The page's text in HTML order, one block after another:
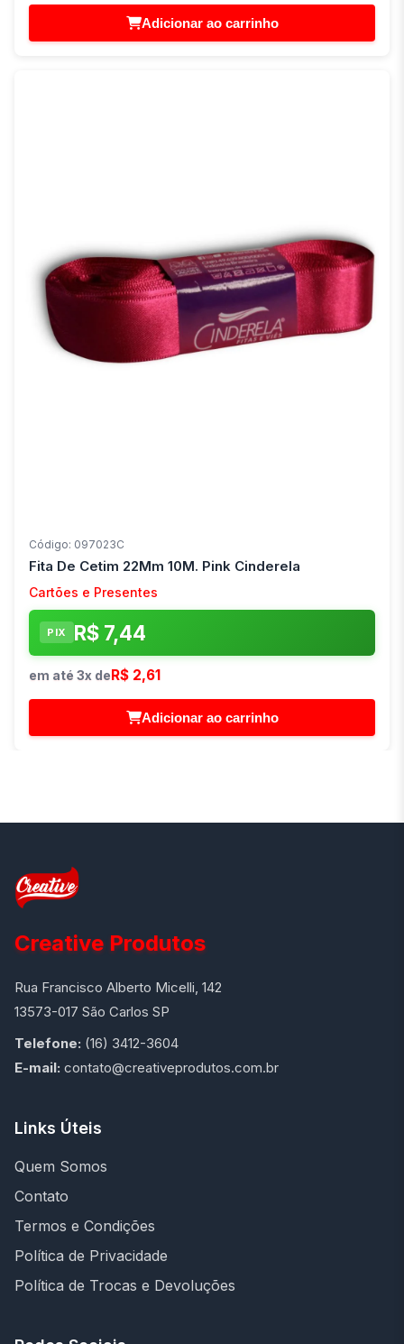
Adicionar ao carrinho
Código: 097023C
Fita De Cetim 22Mm 10M. Pink Cinderela
Cartões e Presentes
PIX R$ 7,44
em até 3x deR$ 2,61
Adicionar ao carrinho
Creative Produtos
Rua Francisco Alberto Micelli, 142
13573-017 São Carlos SP
Telefone: (16) 3412-3604
E-mail: contato@creativeprodutos.com.br
Links Úteis
Quem Somos
Contato
Termos e Condições
Política de Privacidade
Política de Trocas e Devoluções